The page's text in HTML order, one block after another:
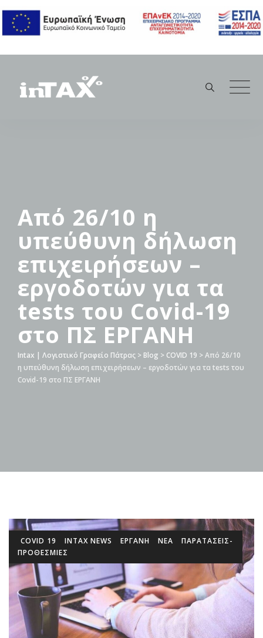
content
Από 26/10 η
υπεύθυνη δήλωση
επιχειρήσεων –
εργοδοτών για τα
tests του Covid-19
στο ΠΣ ΕΡΓΑΝΗ
Intax | Λογιστικό Γραφείο Πάτρας > Blog > COVID 19 >Από 26/10
η υπεύθυνη δήλωση επιχειρήσεων – εργοδοτών για τα tests του
Covid-19 στο ΠΣ ΕΡΓΑΝΗ
COVID 19 INTAX NEWS ΕΡΓΑΝΗ ΝΕΑ
ΠΑΡΑΤΑΣΕΙΣ-
ΠΡΟΘΕΣΜΙΕΣ